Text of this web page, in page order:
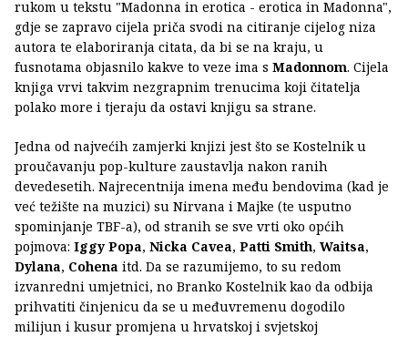
rukom u tekstu "Madonna in erotica - erotica in Madonna",
gdje se zapravo cijela priča svodi na citiranje cijelog niza
autora te elaboriranja citata, da bi se na kraju, u
fusnotama objasnilo kakve to veze ima s Madonnom. Cijela
knjiga vrvi takvim nezgrapnim trenucima koji čitatelja
polako more i tjeraju da ostavi knjigu sa strane.
Jedna od najvećih zamjerki knjizi jest što se Kostelnik u
proučavanju pop-kulture zaustavlja nakon ranih
devedesetih. Najrecentnija imena među bendovima (kad je
već težište na muzici) su Nirvana i Majke (te usputno
spominjanje TBF-a), od stranih se sve vrti oko općih
pojmova: Iggy Popa, Nicka Cavea, Patti Smith, Waitsa,
Dylana, Cohena itd. Da se razumijemo, to su redom
izvanredni umjetnici, no Branko Kostelnik kao da odbija
prihvatiti činjenicu da se u međuvremenu dogodilo
milijun i kusur promjena u hrvatskoj i svjetskoj